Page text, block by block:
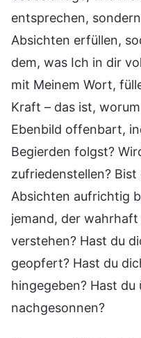
entsprechen,
Absichten erfüllen,
dem, was Ich in dir
mit Meinem Wort,
Kraft – das ist,
Ebenbild offenbart,
Begierden folgst?
zufriedenstellen?
Absichten aufrichtig
jemand, der
verstehen? Hast du
geopfert? Hast du
hingegeben? Hast
nachgesonnen?